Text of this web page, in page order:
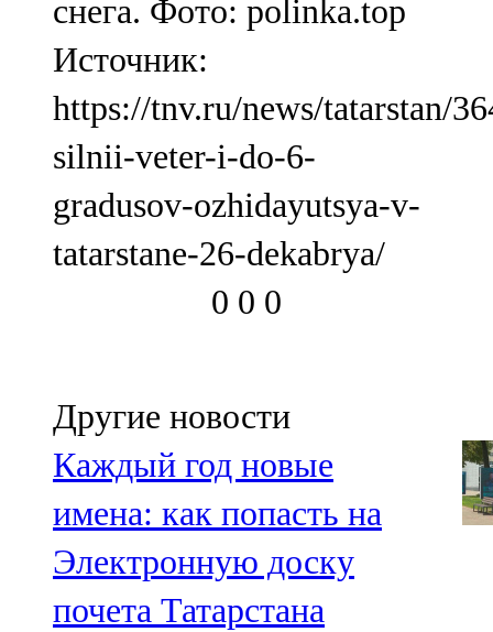
снега. Фото: polinka.top
Источник:
https://tnv.ru/news/tatarstan/
silnii-veter-i-do-6-
gradusov-ozhidayutsya-v-
tatarstane-26-dekabrya/
0 0 0
Другие новости
Каждый год новые
имена: как попасть на
Электронную доску
почета Татарстана